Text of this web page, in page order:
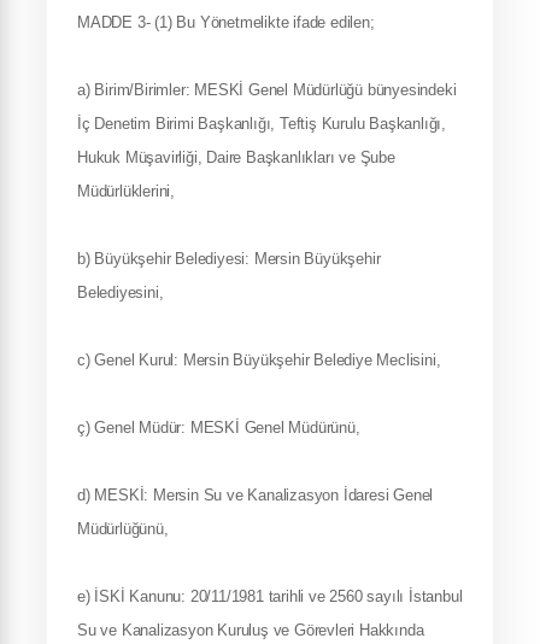
MADDE 3- (1) Bu Yönetmelikte ifade edilen;
a) Birim/Birimler: MESKİ Genel Müdürlüğü bünyesindeki
İç Denetim Birimi Başkanlığı, Teftiş Kurulu Başkanlığı,
Hukuk Müşavirliği, Daire Başkanlıkları ve Şube
Müdürlüklerini,
b) Büyükşehir Belediyesi: Mersin Büyükşehir
Belediyesini,
c) Genel Kurul: Mersin Büyükşehir Belediye Meclisini,
ç) Genel Müdür: MESKİ Genel Müdürünü,
d) MESKİ: Mersin Su ve Kanalizasyon İdaresi Genel
Müdürlüğünü,
e) İSKİ Kanunu: 20/11/1981 tarihli ve 2560 sayılı İstanbul
Su ve Kanalizasyon Kuruluş ve Görevleri Hakkında